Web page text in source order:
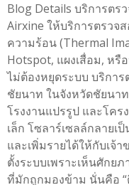
Blog Details บริการตร
Airxine ให้บริการตรวจ
ความร้อน (Thermal
Hotspot, แผงเสื่อม, ห
ไม่ต้องหยุดระบบ บริการ
ชัยนาท ในจังหวัดชัยนา
โรงงานแปรรูป และโค
เล็ก โซลาร์เซลล์กลาย
และเพิ่มรายได้ให้กับเจ้
ตั้งระบบเพราะเห็นศักย
ที่มักถูกมองข้าม นั่นคือ “